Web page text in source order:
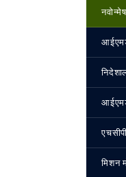
मिशन